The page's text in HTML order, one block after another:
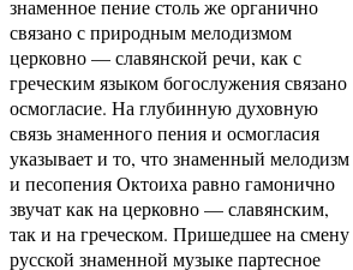
знаменное пение столь же органично
связано с природным мелодизмом
церковно — славянской речи, как с
греческим языком богослужения связано
осмогласие. На глубинную духовную
связь знаменного пения и осмогласия
указывает и то, что знаменный мелодизм
и песопения Октоиха равно гамонично
звучат как на церковно — славянским,
так и на греческом. Пришедшее на смену
русской знаменной музыке партесное